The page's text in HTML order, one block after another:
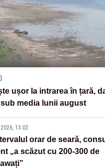
ușor la intrarea în țară,
media lunii august
13:02
orar de seară,
„a scăzut cu 200-300 de